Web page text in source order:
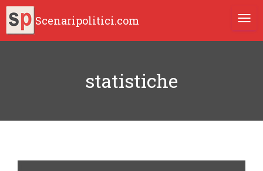
Scenaripolitici.com
statistiche